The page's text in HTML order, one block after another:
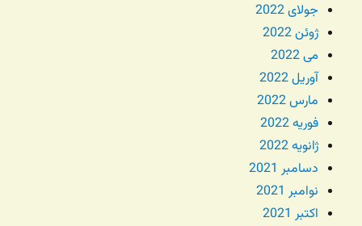
جولای 2022
ژوئن 2022
می 2022
آوریل 2022
مارس 2022
فوریه 2022
ژانویه 2022
دسامبر 2021
نوامبر 2021
اکتبر 2021